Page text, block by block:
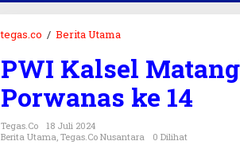
tegas.co / Berita Utama
I
K
a
PWI Kalsel
Porwanas ke 14
Tegas.co
18 Juli 2024
Berita Utama, Tegas.co Nusantara 0 Dilihat